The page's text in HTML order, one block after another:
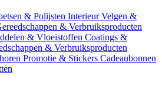
& Polijsten InterieurVelgen &
& Verbruiksproducten
& Vloeistoffen Coatings &
& Verbruiksproducten
Promotie & Stickers Cadeaubonnen